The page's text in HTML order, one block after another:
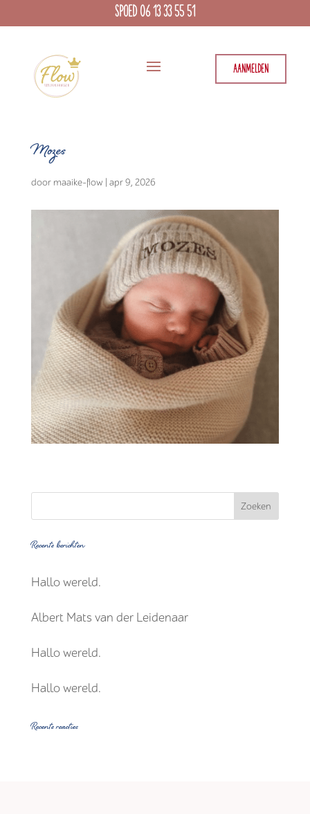
SPOED 06 13 33 55 51
AANMELDEN
Mozes
door maaike-flow | apr 9, 2026
Recente berichten
Hallo wereld.
Albert Mats van der Leidenaar
Hallo wereld.
Hallo wereld.
Recente reacties